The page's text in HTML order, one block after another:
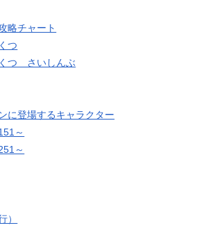
略チャート
つ
つ さいしんぶ
に登場するキャラクター
～
～
）